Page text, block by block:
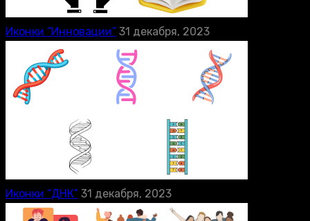
Иконки “Инновации” 31 декабря, 2023
Иконки “ДНК” 31 декабря, 2023